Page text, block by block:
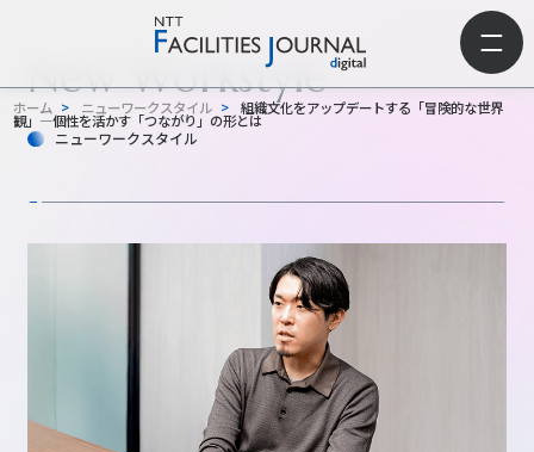
ホーム > ニューワークスタイル > 組織文化をアップデートする「冒険的な世界
観」―個性を活かす「つながり」の形とは
New Workstyle
ニューワークスタイル